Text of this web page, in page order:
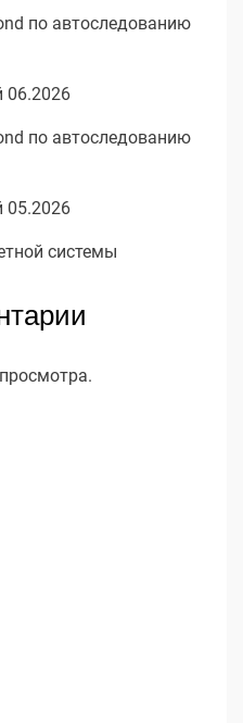
по автоследованию
06.2026
по автоследованию
05.2026
системы